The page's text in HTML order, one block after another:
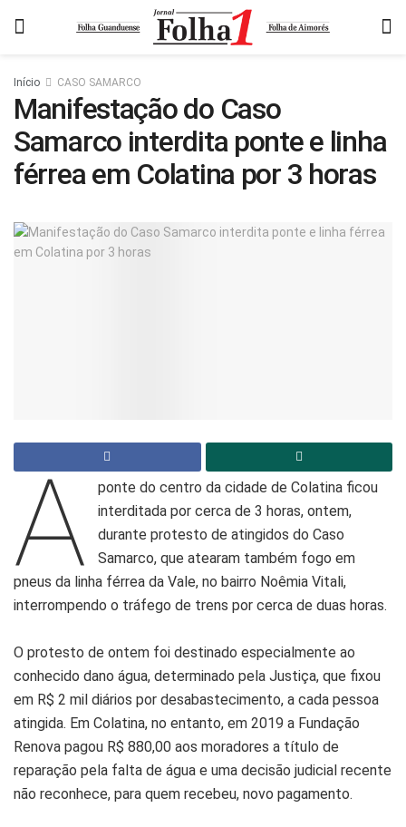
Início CASO SAMARCO
Manifestação do Caso
Samarco interdita ponte e linha
férrea em Colatina por 3 horas
A
ponte do centro da cidade de Colatina ficou
interditada por cerca de 3 horas, ontem,
durante protesto de atingidos do Caso
Samarco, que atearam também fogo em
pneus da linha férrea da Vale, no bairro Noêmia Vitali,
interrompendo o tráfego de trens por cerca de duas horas.
O protesto de ontem foi destinado especialmente ao
conhecido dano água, determinado pela Justiça, que fixou
em R$ 2 mil diários por desabastecimento, a cada pessoa
atingida. Em Colatina, no entanto, em 2019 a Fundação
Renova pagou R$ 880,00 aos moradores a título de
reparação pela falta de água e uma decisão judicial recente
não reconhece, para quem recebeu, novo pagamento.